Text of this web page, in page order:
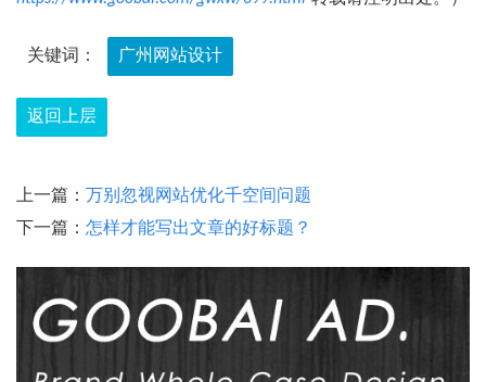
关键词： 广州网站设计
返回上层
上一篇： 万别忽视网站优化千空间问题
下一篇： 怎样才能写出文章的好标题？